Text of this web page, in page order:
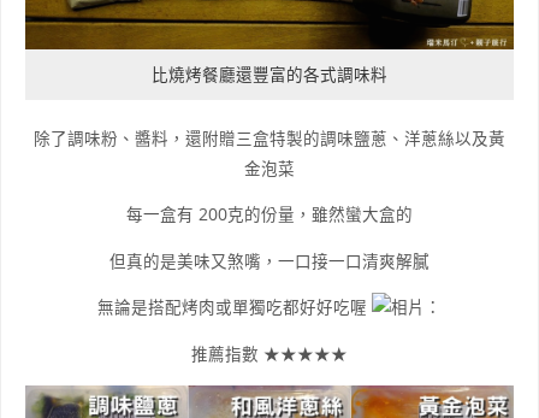
比燒烤餐廳還豐富的各式調味料
除了調味粉、醬料，還附贈三盒特製的調味鹽蔥、洋蔥絲以及黃
金泡菜
每一盒有 200克的份量，雖然蠻大盒的
但真的是美味又煞嘴，一口接一口清爽解膩
無論是搭配烤肉或單獨吃都好好吃喔
推薦指數 ★★★★★